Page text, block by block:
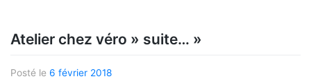
Atelier chez véro » suite… »
Posté le 6 février 2018